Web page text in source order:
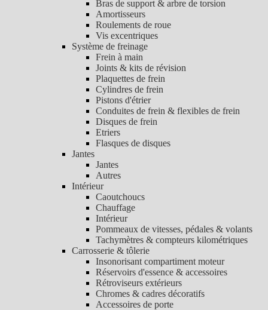
Bras de support & arbre de torsion
Amortisseurs
Roulements de roue
Vis excentriques
Système de freinage
Frein à main
Joints & kits de révision
Plaquettes de frein
Cylindres de frein
Pistons d'étrier
Conduites de frein & flexibles de frein
Disques de frein
Etriers
Flasques de disques
Jantes
Jantes
Autres
Intérieur
Caoutchoucs
Chauffage
Intérieur
Pommeaux de vitesses, pédales & volants
Tachymètres & compteurs kilométriques
Carrosserie & tôlerie
Insonorisant compartiment moteur
Réservoirs d'essence & accessoires
Rétroviseurs extérieurs
Chromes & cadres décoratifs
Accessoires de porte